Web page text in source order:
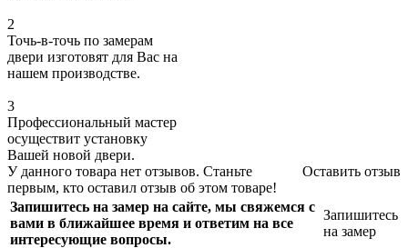
2
Точь-в-точь по замерам
двери изготовят для Вас на
нашем производстве.
3
Профессиональный мастер
осуществит установку
Вашей новой двери.
Оставить отзыв
У данного товара нет отзывов. Станьте
первым, кто оставил отзыв об этом товаре!
Запишитесь на замер на сайте, мы свяжемся с
вами в ближайшее время и ответим на все
интересующие вопросы.
Запишитесь
на замер